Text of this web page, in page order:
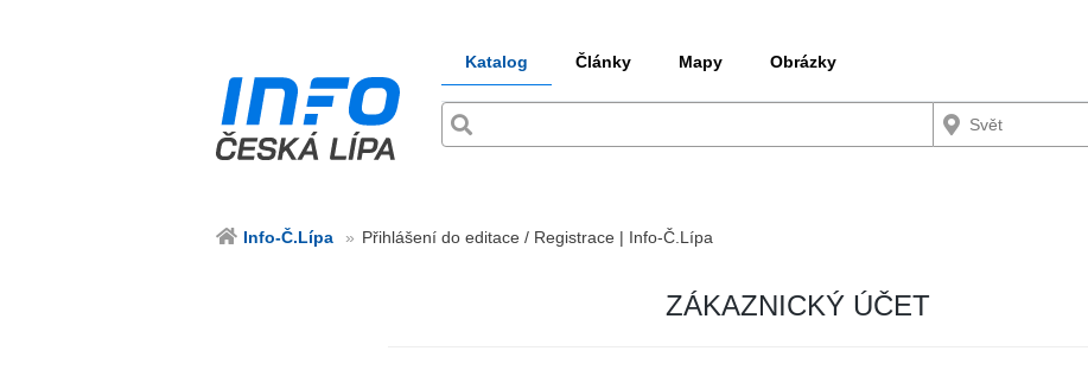
Katalog Články Mapy Obrázky
Info-Č.Lípa Přihlášení do editace / Registrace | Info-Č.Lípa
ZÁKAZNICKÝ ÚČET